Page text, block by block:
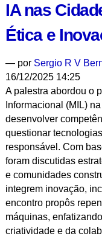
Internacional
encontra
-
Filantropia
no
Ecossistema
Brasileiro
da
Ciência
-
IA nas
Ética e
— por Sergio R V
16/12/2025 14:25
A palestra abordou o
Informacional (MIL)
desenvolver
questionar
responsável. Com
foram discutidas
e comunidades
integrem inovação,
encontro propôs
máquinas,
criatividade e da